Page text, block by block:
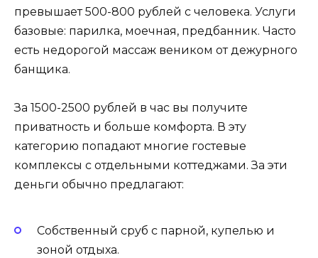
превышает 500-800 рублей с человека. Услуги
базовые: парилка, моечная, предбанник. Часто
есть недорогой массаж веником от дежурного
банщика.
За 1500-2500 рублей в час вы получите
приватность и больше комфорта. В эту
категорию попадают многие гостевые
комплексы с отдельными коттеджами. За эти
деньги обычно предлагают:
Собственный сруб с парной, купелью и
зоной отдыха.